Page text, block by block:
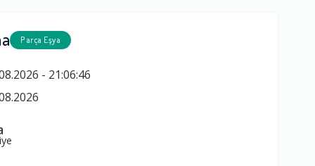
Parça Eşya
- 21:06:46